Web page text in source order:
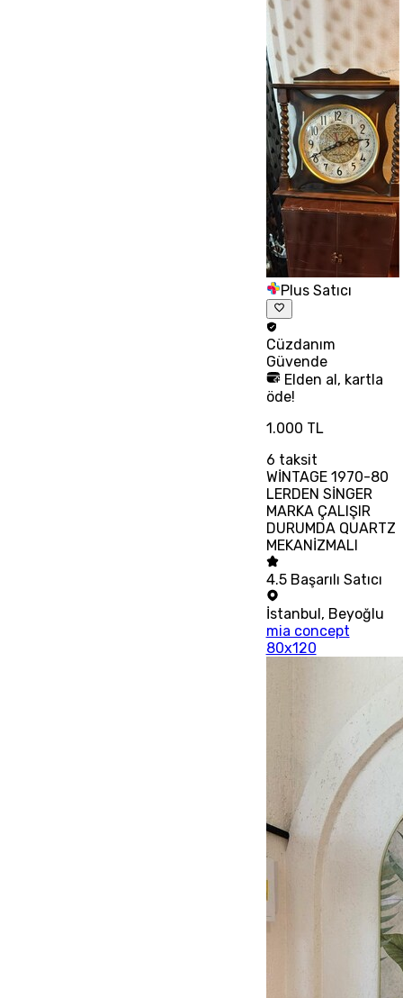
Plus Satıcı
Cüzdanım
Güvende
Elden al, kartla
öde!
1.000 TL
6 taksit
WİNTAGE 1970-80
LERDEN SİNGER
MARKA ÇALIŞIR
DURUMDA QUARTZ
MEKANİZMALI
4.5 Başarılı Satıcı
İstanbul, Beyoğlu
mia concept
80x120